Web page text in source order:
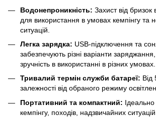
Водонепроникність: Захист від бризок
для використання в умовах кемпінгу та
ситуацій.
Легка зарядка: USB-підключення та
забезпечують різні варіанти
зручність в використанні в різних умовах.
Тривалий термін служби батареї: Від
залежності від обраного режиму
Портативний та компактний:
кемпінгу, походів, надзвичайних